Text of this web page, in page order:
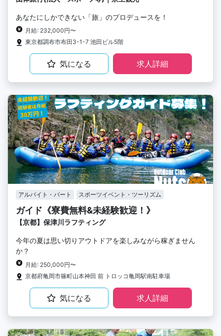
あなたにしかできない「旅」のプロデュースを！
月給: 232,000円〜
東京都調布市布田3-1-7 池田ビル5階
気になる 求人詳細
アルバイト・パート スポーツイベント・ツーリズム
ガイド《寮費無料&未経験歓迎！》
【京都】保津川ラフティング
今年の夏は思い切りアウトドアを楽しみながら稼ぎません
か？
月給: 250,000円〜
京都府亀岡市篠町山本神田 前 トロッコ亀岡駅南駐車場
気になる 求人詳細